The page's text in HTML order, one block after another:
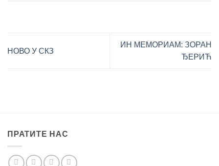
НОВО У СКЗ
ИН МЕМОРИАМ: ЗОРАН
ЂЕРИЋ
ПРАТИТЕ НАС